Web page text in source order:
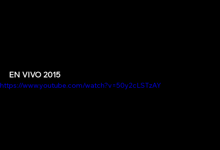
EN VIVO 2015
https://www.youtube.com/watch?v=50y2cLSTzAY